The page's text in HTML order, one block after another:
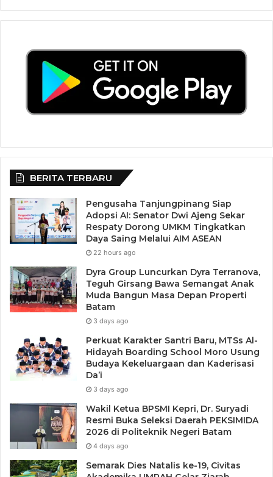
BERITA TERBARU
Pengusaha Tanjungpinang Siap
Adopsi AI: Senator Dwi Ajeng Sekar
Respaty Dorong UMKM Tingkatkan
Daya Saing Melalui AIM ASEAN
22 hours ago
Dyra Group Luncurkan Dyra Terranova,
Teguh Girsang Bawa Semangat Anak
Muda Bangun Masa Depan Properti
Batam
3 days ago
Perkuat Karakter Santri Baru, MTSs Al-
Hidayah Boarding School Moro Usung
Budaya Kekeluargaan dan Kaderisasi
Da’i
3 days ago
Wakil Ketua BPSMI Kepri, Dr. Suryadi
Resmi Buka Seleksi Daerah PEKSIMIDA
2026 di Politeknik Negeri Batam
4 days ago
Semarak Dies Natalis ke-19, Civitas